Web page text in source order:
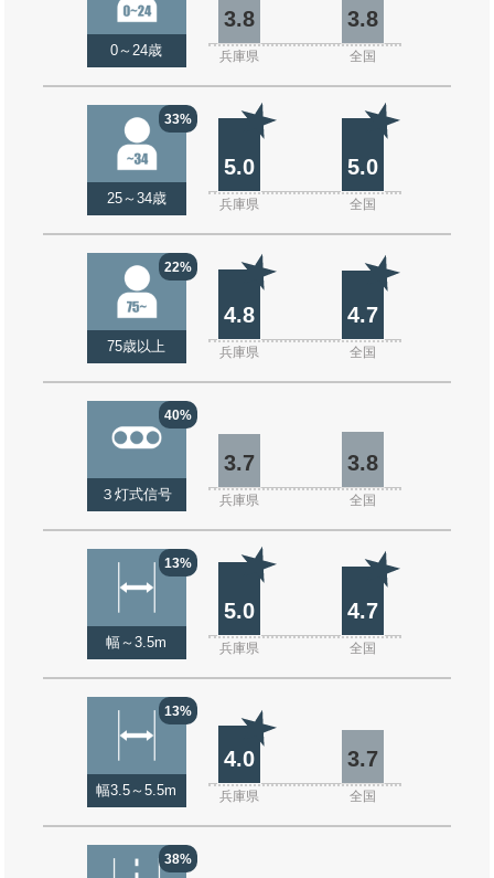
0～24歳
3.8 3.8
兵庫県 全国
33%
25～34歳
5.0 5.0
兵庫県 全国
22%
75歳以上
4.8 4.7
兵庫県 全国
40%
３灯式信号
3.7 3.8
兵庫県 全国
13%
幅～3.5m
5.0 4.7
兵庫県 全国
13%
幅3.5～5.5m
4.0 3.7
兵庫県 全国
38%